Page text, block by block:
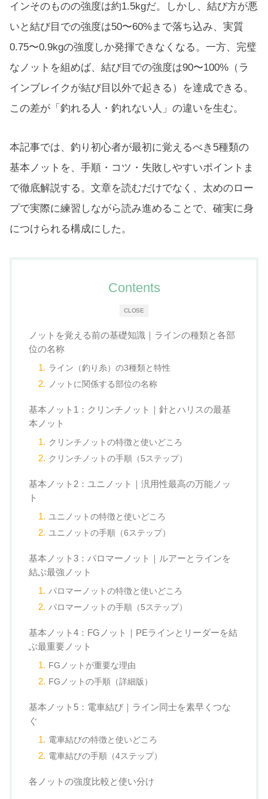
インそのものの強度は約1.5kgだ。しかし、結び方が悪
いと結び目での強度は50〜60%まで落ち込み、実質
0.75〜0.9kgの強度しか発揮できなくなる。一方、完璧
なノットを組めば、結び目での強度は90〜100%（ラ
インブレイクが結び目以外で起きる）を達成できる。
この差が「釣れる人・釣れない人」の違いを生む。
本記事では、釣り初心者が最初に覚えるべき5種類の
基本ノットを、手順・コツ・失敗しやすいポイントま
で徹底解説する。文章を読むだけでなく、太めのロー
プで実際に練習しながら読み進めることで、確実に身
につけられる構成にした。
CLOSE
Contents
ノットを覚える前の基礎知識｜ラインの種類と各部
位の名称
ライン（釣り糸）の3種類と特性
ノットに関係する部位の名称
基本ノット1：クリンチノット｜針とハリスの最基
本ノット
クリンチノットの特徴と使いどころ
クリンチノットの手順（5ステップ）
基本ノット2：ユニノット｜汎用性最高の万能ノッ
ト
ユニノットの特徴と使いどころ
ユニノットの手順（6ステップ）
基本ノット3：パロマーノット｜ルアーとラインを
結ぶ最強ノット
パロマーノットの特徴と使いどころ
パロマーノットの手順（5ステップ）
基本ノット4：FGノット｜PEラインとリーダーを結
ぶ最重要ノット
FGノットが重要な理由
FGノットの手順（詳細版）
基本ノット5：電車結び｜ライン同士を素早くつな
ぐ
電車結びの特徴と使いどころ
電車結びの手順（4ステップ）
各ノットの強度比較と使い分け